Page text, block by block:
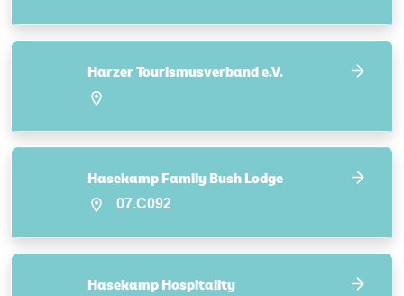
Harzer Tourismusverband e.V.
Hasekamp Family Bush Lodge
07.C092
Hasekamp Hospitality